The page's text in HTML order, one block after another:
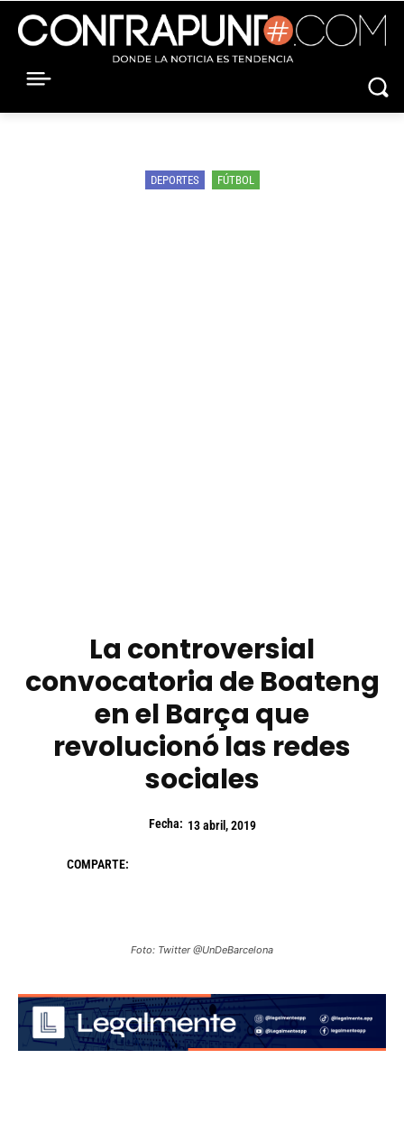
DEPORTES FÚTBOL
La controversial
convocatoria de Boateng
en el Barça que
revolucionó las redes
sociales
Fecha: 13 abril, 2019
COMPARTE:
Foto: Twitter @UnDeBarcelona